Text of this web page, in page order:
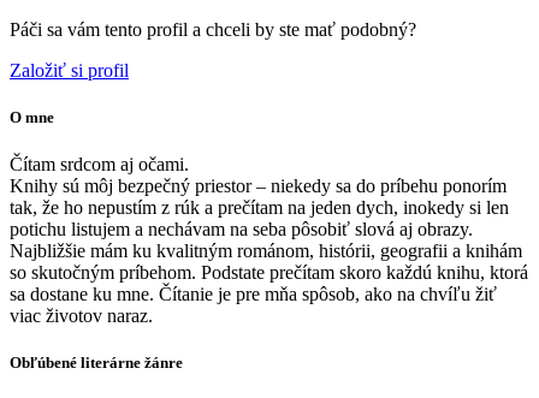
Páči sa vám tento profil a chceli by ste mať podobný?
Založiť si profil
O mne
Čítam srdcom aj očami.
Knihy sú môj bezpečný priestor – niekedy sa do príbehu ponorím
tak, že ho nepustím z rúk a prečítam na jeden dych, inokedy si len
potichu listujem a nechávam na seba pôsobiť slová aj obrazy.
Najbližšie mám ku kvalitným románom, histórii, geografii a knihám
so skutočným príbehom. Podstate prečítam skoro každú knihu, ktorá
sa dostane ku mne. Čítanie je pre mňa spôsob, ako na chvíľu žiť
viac životov naraz.
Obľúbené literárne žánre